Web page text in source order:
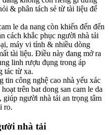
& phân tách sẻ từ tài liệu để
le da nang còn khiến đến đến
cách khắc phục người nhà tải
máy vi tính & nhiều dòng
tài liệu. Điều này đang mở ra
linh rượu đụng trong áp
tác từ xa.
tin công nghệ cao nhà yếu xác
trên bat dong san cam le da
giúp người nhà tải an trọng tâm
ro.
nhà tải